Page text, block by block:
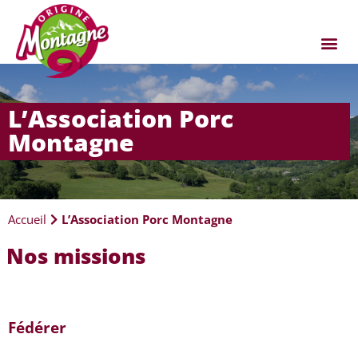
L’Association Porc
Montagne
Accueil L’Association Porc Montagne
Nos missions
Fédérer